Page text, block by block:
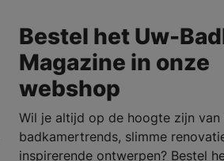
Bestel het Uw-
Magazine in onze
webshop
Wil je altijd op de hoogte zijn van
badkamertrends, slimme
inspirerende ontwerpen? Bestel